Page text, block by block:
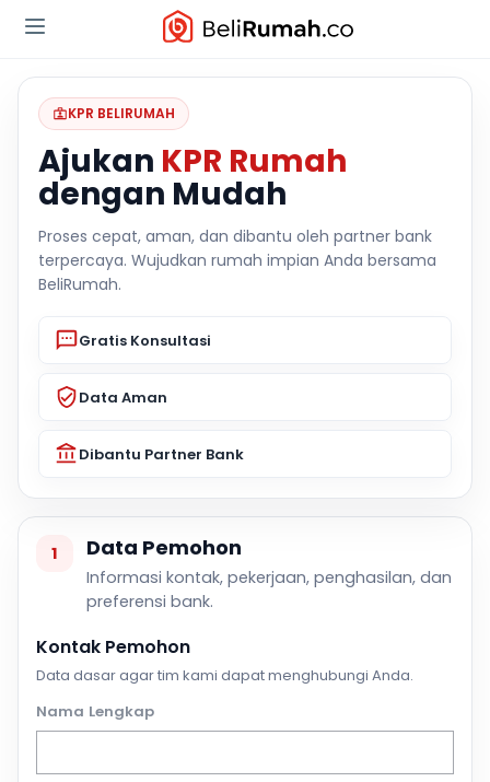
KPR BELIRUMAH
Ajukan KPR Rumah
dengan Mudah
Proses cepat, aman, dan dibantu oleh partner bank
terpercaya. Wujudkan rumah impian Anda bersama
BeliRumah.
Gratis Konsultasi
Data Aman
Dibantu Partner Bank
1 Data Pemohon
Informasi kontak, pekerjaan, penghasilan, dan
preferensi bank.
Kontak Pemohon
Data dasar agar tim kami dapat menghubungi Anda.
Nama Lengkap